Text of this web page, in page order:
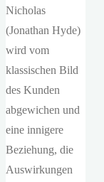
Nicholas
(Jonathan Hyde)
wird vom
klassischen Bild
des Kunden
abgewichen und
eine innigere
Beziehung, die
Auswirkungen